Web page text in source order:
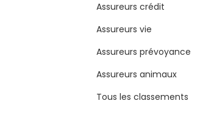
Assureurs crédit
Assureurs vie
Assureurs prévoyance
Assureurs animaux
Tous les classements